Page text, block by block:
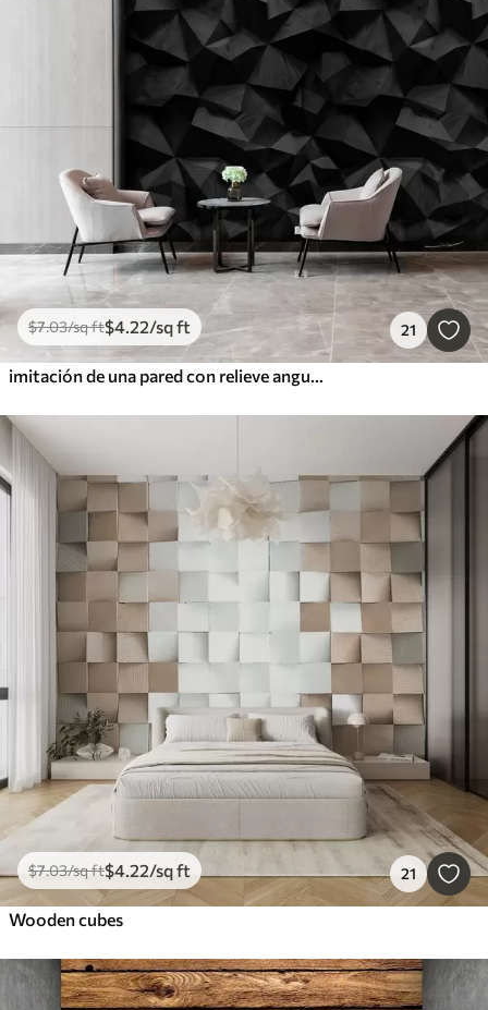
$7.03/sq ft$4.22/sq ft 21
imitación de una pared con relieve angular hecha de madera oscura
$7.03/sq ft$4.22/sq ft 21
Wooden cubes